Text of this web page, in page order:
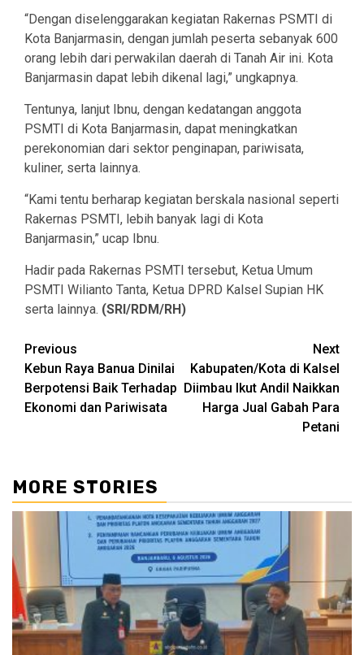
“Dengan diselenggarakan kegiatan Rakernas PSMTI di
Kota Banjarmasin, dengan jumlah peserta sebanyak 600
orang lebih dari perwakilan daerah di Tanah Air ini. Kota
Banjarmasin dapat lebih dikenal lagi,” ungkapnya.
Tentunya, lanjut Ibnu, dengan kedatangan anggota
PSMTI di Kota Banjarmasin, dapat meningkatkan
perekonomian dari sektor penginapan, pariwisata,
kuliner, serta lainnya.
“Kami tentu berharap kegiatan berskala nasional seperti
Rakernas PSMTI, lebih banyak lagi di Kota
Banjarmasin,” ucap Ibnu.
Hadir pada Rakernas PSMTI tersebut, Ketua Umum
PSMTI Wilianto Tanta, Ketua DPRD Kalsel Supian HK
serta lainnya. (SRI/RDM/RH)
Continue
Reading
Previous
Kebun Raya Banua Dinilai
Berpotensi Baik Terhadap
Ekonomi dan Pariwisata
Next
Kabupaten/Kota di Kalsel
Diimbau Ikut Andil Naikkan
Harga Jual Gabah Para
Petani
MORE STORIES